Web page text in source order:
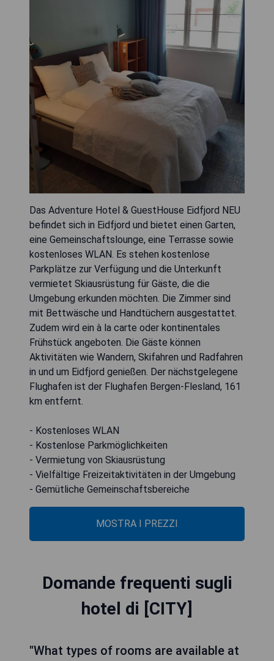
Das Adventure Hotel & GuestHouse Eidfjord NEU
befindet sich in Eidfjord und bietet einen Garten,
eine Gemeinschaftslounge, eine Terrasse sowie
kostenloses WLAN. Es stehen kostenlose
Parkplätze zur Verfügung und die Unterkunft
vermietet Skiausrüstung für Gäste, die die
Umgebung erkunden möchten. Die Zimmer sind
mit Bettwäsche und Handtüchern ausgestattet.
Zudem wird ein à la carte oder kontinentales
Frühstück angeboten. Die Gäste können
Aktivitäten wie Wandern, Skifahren und Radfahren
in und um Eidfjord genießen. Der nächstgelegene
Flughafen ist der Flughafen Bergen-Flesland, 161
km entfernt.
- Kostenloses WLAN
- Kostenlose Parkmöglichkeiten
- Vermietung von Skiausrüstung
- Vielfältige Freizeitaktivitäten in der Umgebung
- Gemütliche Gemeinschaftsbereiche
MOSTRA I PREZZI
Domande frequenti sugli
hotel di [CITY]
"What types of rooms are available at